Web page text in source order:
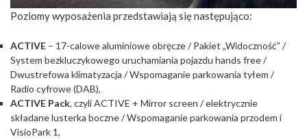
Poziomy wyposażenia przedstawiają się następująco:
ACTIVE – 17-calowe aluminiowe obręcze / Pakiet „Widoczność” /
System bezkluczykowego uruchamiania pojazdu hands free /
Dwustrefowa klimatyzacja / Wspomaganie parkowania tyłem /
Radio cyfrowe (DAB),
ACTIVE Pack, czyli ACTIVE + Mirror screen / elektrycznie
składane lusterka boczne / Wspomaganie parkowania przodem i
VisioPark 1,